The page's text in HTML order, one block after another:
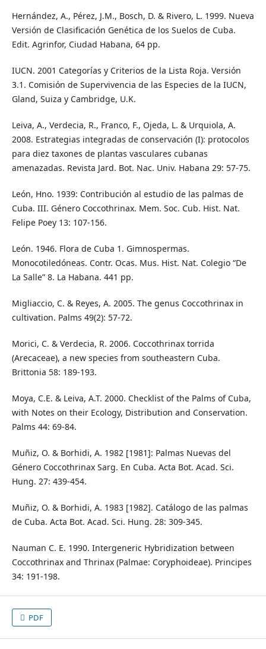
Hernández, A., Pérez, J.M., Bosch, D. & Rivero, L. 1999. Nueva
Versión de Clasificación Genética de los Suelos de Cuba.
Edit. Agrinfor, Ciudad Habana, 64 pp.
IUCN. 2001 Categorías y Criterios de la Lista Roja. Versión
3.1. Comisión de Supervivencia de las Especies de la IUCN,
Gland, Suiza y Cambridge, U.K.
Leiva, A., Verdecia, R., Franco, F., Ojeda, L. & Urquiola, A.
2008. Estrategias integradas de conservación (I): protocolos
para diez taxones de plantas vasculares cubanas
amenazadas. Revista Jard. Bot. Nac. Univ. Habana 29: 57-75.
León, Hno. 1939: Contribución al estudio de las palmas de
Cuba. III. Género Coccothrinax. Mem. Soc. Cub. Hist. Nat.
Felipe Poey 13: 107-156.
León. 1946. Flora de Cuba 1. Gimnospermas.
Monocotiledóneas. Contr. Ocas. Mus. Hist. Nat. Colegio “De
La Salle” 8. La Habana. 441 pp.
Migliaccio, C. & Reyes, A. 2005. The genus Coccothrinax in
cultivation. Palms 49(2): 57-72.
Morici, C. & Verdecia, R. 2006. Coccothrinax torrida
(Arecaceae), a new species from southeastern Cuba.
Brittonia 58: 189-193.
Moya, C.E. & Leiva, A.T. 2000. Checklist of the Palms of Cuba,
with Notes on their Ecology, Distribution and Conservation.
Palms 44: 69-84.
Muñiz, O. & Borhidi, A. 1982 [1981]: Palmas Nuevas del
Género Coccothrinax Sarg. En Cuba. Acta Bot. Acad. Sci.
Hung. 27: 439-454.
Muñiz, O. & Borhidi, A. 1983 [1982]. Catálogo de las palmas
de Cuba. Acta Bot. Acad. Sci. Hung. 28: 309-345.
Nauman C. E. 1990. Intergeneric Hybridization between
Coccothrinax and Thrinax (Palmae: Coryphoideae). Principes
34: 191-198.
PDF